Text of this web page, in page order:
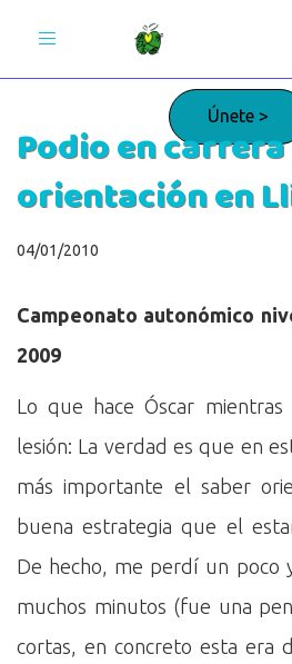
Toggle
Únete >
¡Adelante!
Podio en
orientación en
04/01/2010
Campeonato autonómico
2009
Lo que hace Óscar
lesión: La verdad es que en
más importante el saber
buena estrategia que el
De hecho, me perdí un poco
muchos minutos (fue una
cortas, en concreto esta era